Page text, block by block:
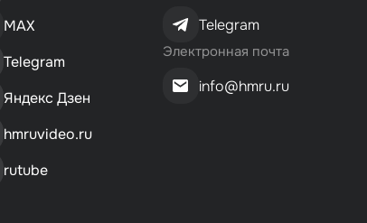
MAX
Telegram
Яндекс Дзен
hmruvideo.ru
rutube
Telegram
Электронная почта
info@hmru.ru